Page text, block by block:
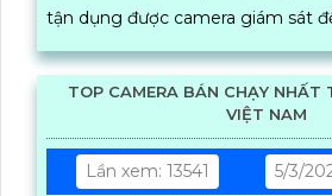
tận dụng được camera giám sát
TOP CAMERA BÁN CHẠY NHẤT
VIỆT NAM
Lần xem: 13541
5/3/